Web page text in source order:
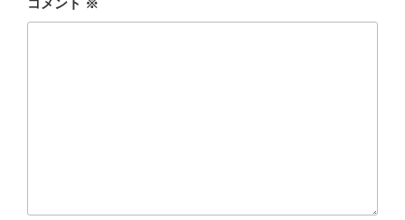
コメント ※